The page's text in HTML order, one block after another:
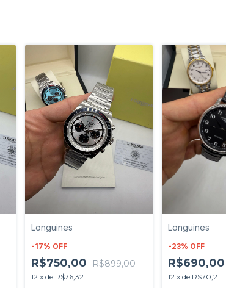
Longuines
-17% OFF
R$750,00 R$899,00
12 xde R$76,32
Longuines
-23% OFF
R$690,00
12 x de R$70,21